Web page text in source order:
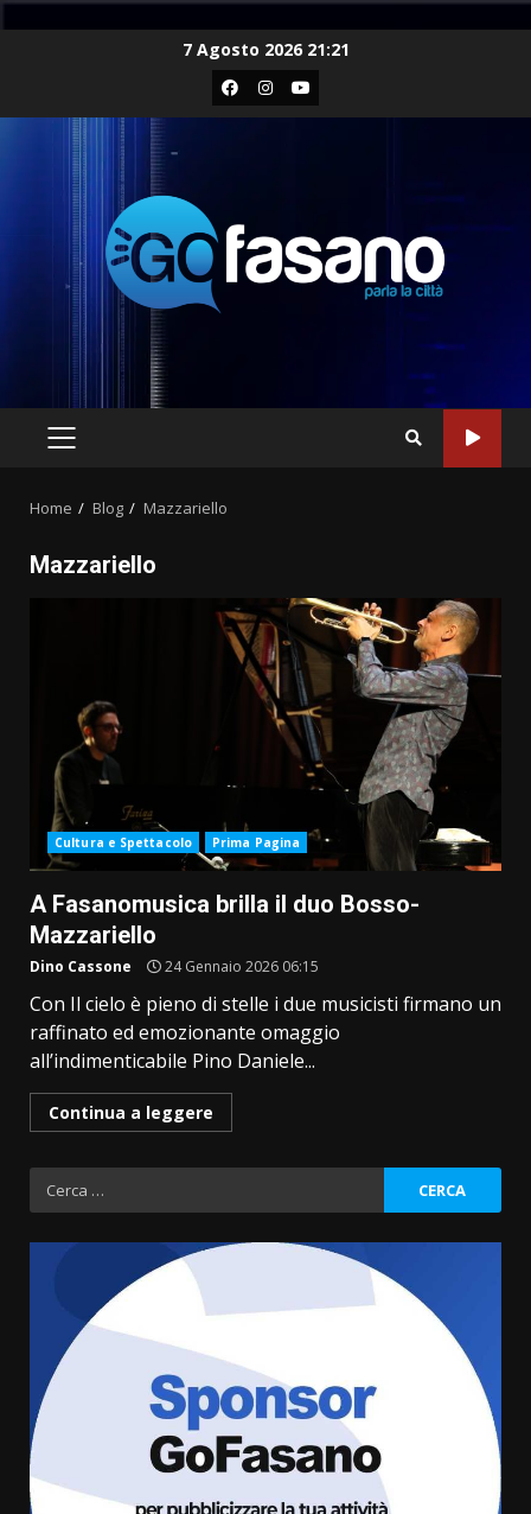
7 Agosto 2026 21:21
Facebook
Instagram
Youtube
PRIMARY
Home Blog Mazzariello
Mazzariello
Cultura e Spettacolo Prima Pagina
A Fasanomusica brilla il duo Bosso-
Mazzariello
Dino Cassone 24 Gennaio 2026 06:15
Con Il cielo è pieno di stelle i due musicisti firmano un
raffinato ed emozionante omaggio
all’indimenticabile Pino Daniele...
Continua a leggere
Ricerca
per:
Fasanese ferito a colpi di arma
da fuoco
6 Agosto 2026 18:13